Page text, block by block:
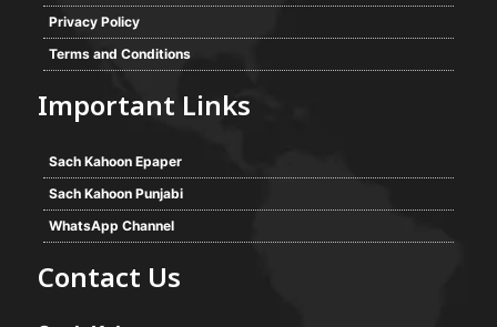
Privacy Policy
Terms and Conditions
Important Links
Sach Kahoon Epaper
Sach Kahoon Punjabi
WhatsApp Channel
Contact Us